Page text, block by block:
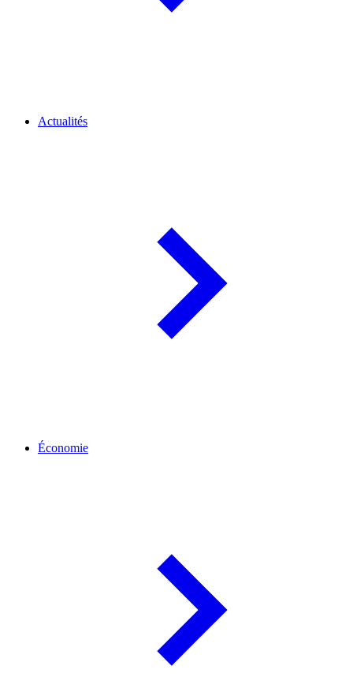
Actualités
Économie